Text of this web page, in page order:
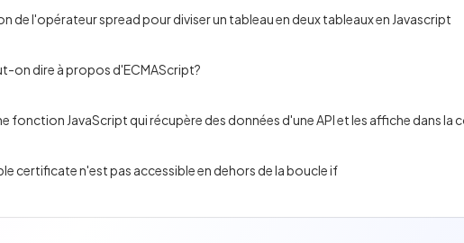
de l'opérateur spread pour diviser un tableau en deux tableaux en Javascript
on dire à propos d'ECMAScript?
fonction JavaScript qui récupère des données d'une API et les affiche dans la
certificate n'est pas accessible en dehors de la boucle if